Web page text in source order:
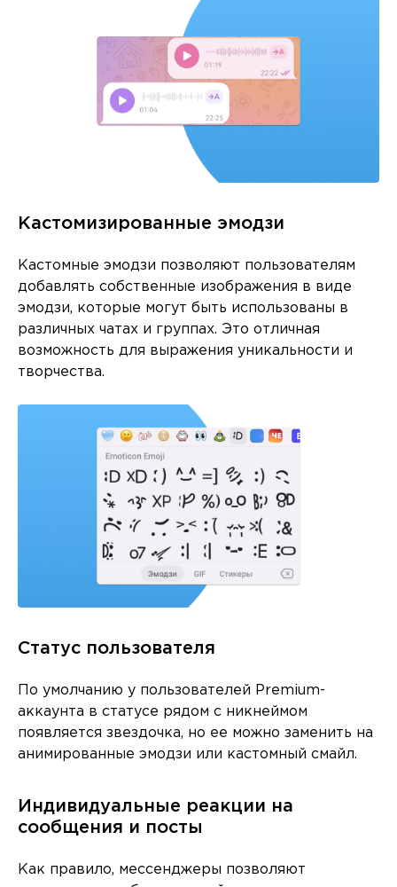
Кастомизированные эмодзи
Кастомные эмодзи позволяют пользователям
добавлять собственные изображения в виде
эмодзи, которые могут быть использованы в
различных чатах и группах. Это отличная
возможность для выражения уникальности и
творчества.
Статус пользователя
По умолчанию у пользователей Premium-
аккаунта в статусе рядом с никнеймом
появляется звездочка, но ее можно заменить на
анимированные эмодзи или кастомный смайл.
Индивидуальные реакции на
сообщения и посты
Как правило, мессенджеры позволяют